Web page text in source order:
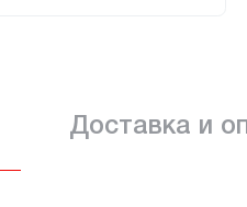
Доставка и